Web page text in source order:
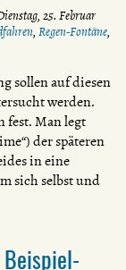
25. Februar
, Regen-Fontäne,
sollen auf diesen
werden.
fest. Man legt
der späteren
in eine
sich selbst und